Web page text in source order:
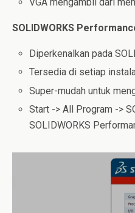
SOLIDWORKS
Diperkenalkan pada
Tersedia di setiap
Super-mudah untuk
Start -> All Program ->
SOLIDWORKS